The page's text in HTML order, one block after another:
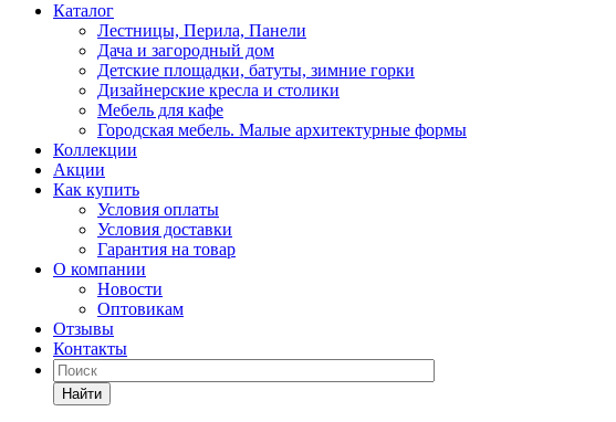
Каталог
Лестницы, Перила, Панели
Дача и загородный дом
Детские площадки, батуты, зимние горки
Дизайнерские кресла и столики
Мебель для кафе
Городская мебель. Малые архитектурные формы
Коллекции
Акции
Как купить
Условия оплаты
Условия доставки
Гарантия на товар
О компании
Новости
Оптовикам
Отзывы
Контакты
Найти